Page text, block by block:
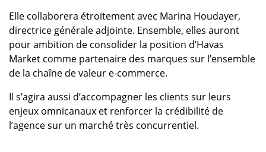
Elle collaborera étroitement avec Marina Houdayer,
directrice générale adjointe. Ensemble, elles auront
pour ambition de consolider la position d’Havas
Market comme partenaire des marques sur l’ensemble
de la chaîne de valeur e-commerce.
Il s’agira aussi d’accompagner les clients sur leurs
enjeux omnicanaux et renforcer la crédibilité de
l’agence sur un marché très concurrentiel.